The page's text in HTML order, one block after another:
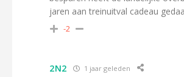
jaren aan treinuitval cadeau
-2
2N2 1 jaar geleden